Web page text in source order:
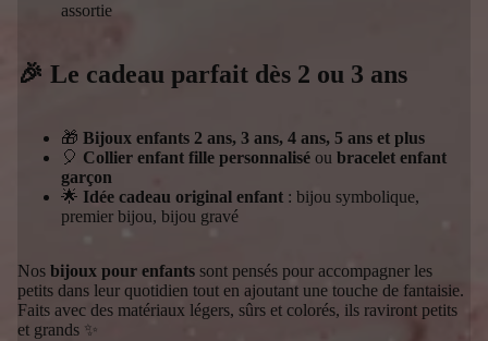
assortie
🎉 Le cadeau parfait dès 2 ou 3 ans
🎁 Bijoux enfants 2 ans, 3 ans, 4 ans, 5 ans et plus
🎈 Collier enfant fille personnalisé ou bracelet enfant
garçon
🌟 Idée cadeau original enfant : bijou symbolique,
premier bijou, bijou gravé
Nos bijoux pour enfants sont pensés pour accompagner les
petits dans leur quotidien tout en ajoutant une touche de fantaisie.
Faits avec des matériaux légers, sûrs et colorés, ils raviront petits
et grands ✨